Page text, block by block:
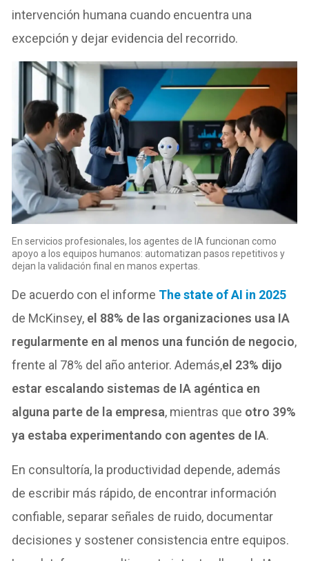
intervención humana cuando encuentra una
excepción y dejar evidencia del recorrido.
En servicios profesionales, los agentes de IA funcionan como
apoyo a los equipos humanos: automatizan pasos repetitivos y
dejan la validación final en manos expertas.
De acuerdo con el informe The state of AI in 2025
de McKinsey, el 88% de las organizaciones usa IA
regularmente en al menos una función de negocio,
frente al 78% del año anterior. Además,el 23% dijo
estar escalando sistemas de IA agéntica en
alguna parte de la empresa, mientras que otro 39%
ya estaba experimentando con agentes de IA.
En consultoría, la productividad depende, además
de escribir más rápido, de encontrar información
confiable, separar señales de ruido, documentar
decisiones y sostener consistencia entre equipos.